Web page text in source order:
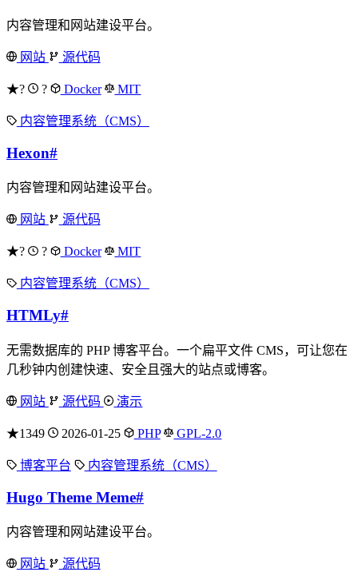
内容管理和网站建设平台。
网站 源代码
★? ? Docker MIT
内容管理系统（CMS）
Hexon#
内容管理和网站建设平台。
网站 源代码
★? ? Docker MIT
内容管理系统（CMS）
HTMLy#
无需数据库的 PHP 博客平台。一个扁平文件 CMS，可让您在
几秒钟内创建快速、安全且强大的站点或博客。
网站 源代码 演示
★1349 2026-01-25 PHP GPL-2.0
博客平台 内容管理系统（CMS）
Hugo Theme Meme#
内容管理和网站建设平台。
网站 源代码